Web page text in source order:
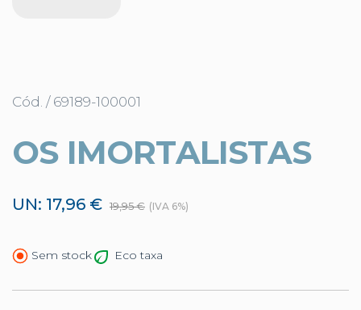
Cód. / 69189-100001
OS IMORTALISTAS
UN: 17,96 € 19,95 € (IVA 6%)
Sem stock Eco taxa